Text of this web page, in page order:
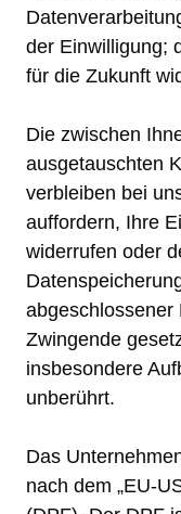
der Einwilligung;
für die Zukunft
Die zwischen
ausgetauschten
verbleiben bei
auffordern, Ihre
widerrufen oder
abgeschlossener
Zwingende
insbesondere
unberührt.
Das
nach dem „EU-